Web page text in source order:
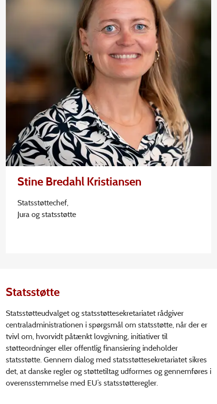
Stine Bredahl Kristiansen
Statsstøttechef,
Jura og statsstøtte
Statsstøtte
Statsstøtteudvalget og statsstøttesekretariatet rådgiver
centraladministrationen i spørgsmål om statsstøtte, når der er
tvivl om, hvorvidt påtænkt lovgivning, initiativer til
støtteordninger eller offentlig finansiering indeholder
statsstøtte. Gennem dialog med statsstøttesekretariatet sikres
det, at danske regler og støttetiltag udformes og gennemføres i
overensstemmelse med EU’s statsstøtteregler.